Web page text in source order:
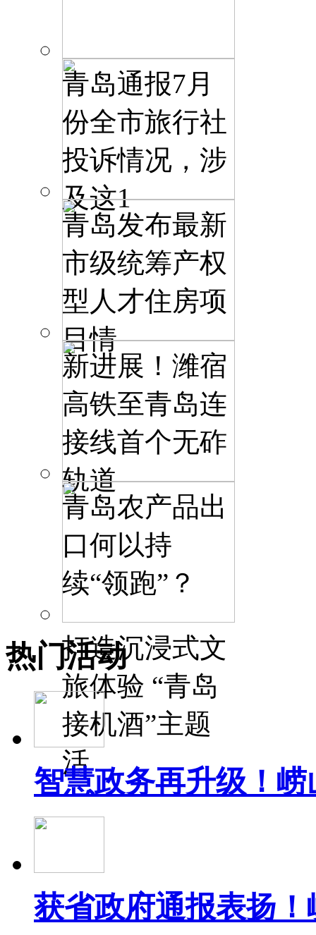
青岛通报7月
份全市旅行社
投诉情况，涉
及这1
青岛发布最新
市级统筹产权
型人才住房项
目情
新进展！潍宿
高铁至青岛连
接线首个无砟
轨道
青岛农产品出
口何以持
续“领跑”？
打造沉浸式文
旅体验 “青岛
接机酒”主题
活
热门活动
智慧政务再升级！
获省政府通报表扬